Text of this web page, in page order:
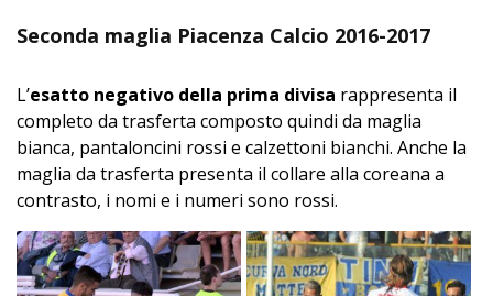
Seconda maglia Piacenza Calcio 2016-2017
L’esatto negativo della prima divisa rappresenta il
completo da trasferta composto quindi da maglia
bianca, pantaloncini rossi e calzettoni bianchi. Anche la
maglia da trasferta presenta il collare alla coreana a
contrasto, i nomi e i numeri sono rossi.